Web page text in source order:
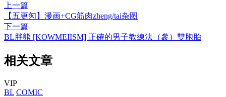
上一篇
【五更灳】漫画+CG筋肉zheng/tai杂图
下一篇
BL胖熊 [KOWMEIISM] 正確的男子教練法（參）雙胞胎
相关文章
VIP
BL COMIC